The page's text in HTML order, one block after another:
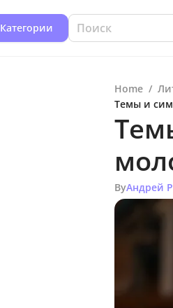
Категории
Home /
Темы и
ByАндрей